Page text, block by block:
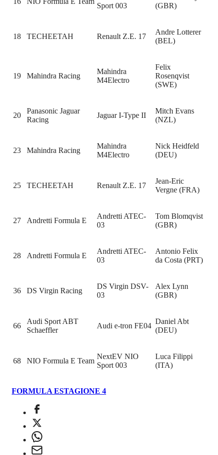
Sport 003
(GBR)
18 TECHEETAH Renault Z.E. 17
Andre Lotterer
(BEL)
19 Mahindra Racing
Mahindra
M4Electro
Felix
Rosenqvist
(SWE)
20
Panasonic Jaguar
Racing
Jaguar I-Type II
Mitch Evans
(NZL)
23 Mahindra Racing
Mahindra
M4Electro
Nick Heidfeld
(DEU)
25 TECHEETAH Renault Z.E. 17
Jean-Eric
Vergne (FRA)
27 Andretti Formula E
Andretti ATEC-
03
Tom Blomqvist
(GBR)
28 Andretti Formula E
Andretti ATEC-
03
Antonio Felix
da Costa (PRT)
36 DS Virgin Racing
DS Virgin DSV-
03
Alex Lynn
(GBR)
66
Audi Sport ABT
Schaeffler
Audi e-tron FE04
Daniel Abt
(DEU)
68 NIO Formula E Team
NextEV NIO
Sport 003
Luca Filippi
(ITA)
FORMULA ESTAGIONE 4